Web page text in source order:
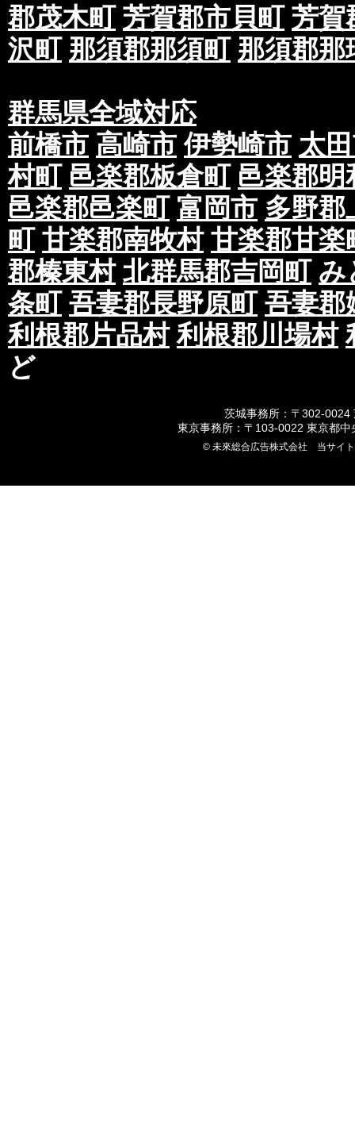
郡茂木町 芳賀郡市貝町 芳賀
沢町 那須郡那須町 那須郡那
群馬県全域対応
前橋市 高崎市 伊勢崎市 太
村町 邑楽郡板倉町 邑楽郡明
邑楽郡邑楽町 富岡市 多野郡
町 甘楽郡南牧村 甘楽郡甘楽
郡榛東村 北群馬郡吉岡町 み
条町 吾妻郡長野原町 吾妻郡
利根郡片品村 利根郡川場村
ど
茨城事務所：〒302-0024
東京事務所：〒103-0022 東京都
© 未來総合広告株式会社 当サイ